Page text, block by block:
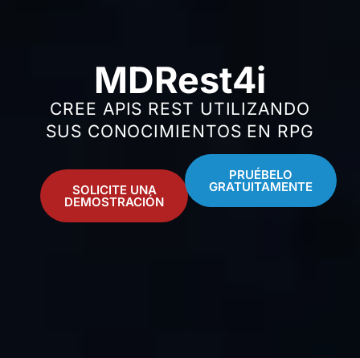
MDRest4i
CREE APIS REST UTILIZANDO
SUS CONOCIMIENTOS EN RPG
SOLICITE UNA
DEMOSTRACIÓN
PRUÉBELO
GRATUITAMENTE